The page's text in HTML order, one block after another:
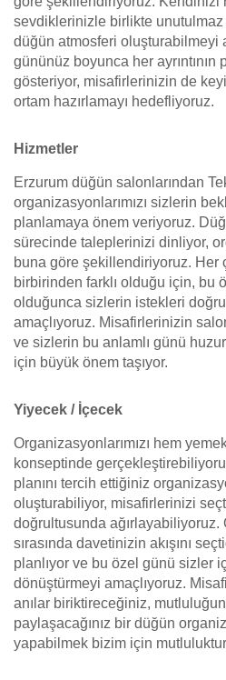
sevdiklerinizle birlikte
düğün atmosferi oluşturabilmeyi
gününüz boyunca her
gösteriyor, misafirlerinizin de
ortam hazırlamayı hedefliyoruz.
Hizmetler
Erzurum düğün salonlarından
organizasyonlarımızı sizlerin
planlamaya önem veriyoruz.
sürecinde taleplerinizi dinliyor,
buna göre şekillendiriyoruz. Her
birbirinden farklı olduğu için, bu
olduğunca sizlerin istekleri
amaçlıyoruz. Misafirlerinizin
ve sizlerin bu anlamlı günü
için büyük önem taşıyor.
Yiyecek / İçecek
Organizasyonlarımızı hem
konseptinde
planını tercih ettiğiniz
oluşturabiliyor, misafirlerinizi
doğrultusunda ağırlayabiliyoruz.
sırasında davetinizin akışını
planlıyor ve bu özel günü sizler
dönüştürmeyi amaçlıyoruz.
anılar biriktireceğiniz,
paylaşacağınız bir düğün
yapabilmek bizim için